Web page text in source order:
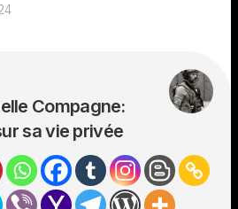
Compagne:
sa vie privée